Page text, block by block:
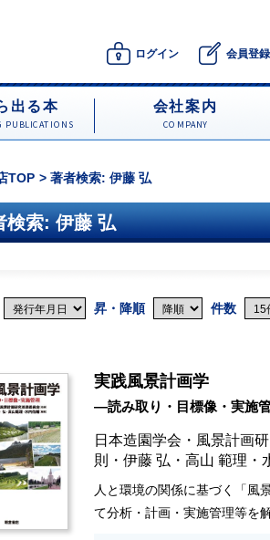
ログイン 会員登録
出る本
PUBLICATIONS
会社案内
COMPANY
TOP 著者検索: 伊藤 弘
検索: 伊藤 弘
昇・降順 件数
実践風景計画学
―読み取り・目標像・実施
日本造園学会・風景計画
則 ・ 伊藤 弘 ・ 高山 範理 ・
人と環境の関係に基づく「風
て分析・計画・実施管理等を解